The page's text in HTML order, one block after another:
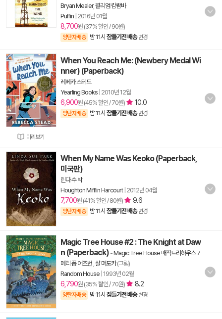
Bryan Mealer,윌리엄 캄쾀바
Puffin 2016년 01월
8,700원 (37% 할인 / 90원)
양탄자배송 밤 11시 잠들기전 배송 변경
미리보기
When You Reach Me: (Newbery Medal Wi
nner) (Paperback)
레베카 스테드
Yearling Books 2010년 12월
6,900원 (45% 할인 / 70원) 10.0
양탄자배송 밤 11시 잠들기전 배송 변경
When My Name Was Keoko (Paperback,
미국판)
린다 수 박
Houghton Mifflin Harcourt| 2012년 04월
7,700원 (41% 할인 / 80원) 9.6
양탄자배송 밤 11시 잠들기전 배송 변경
Magic Tree House #2 : The Knight at Daw
n (Paperback) -Magic Tree House 매직트리하우스 7
메리 폽 어즈번 살 머도카(그림)
Random House 1993년 02월
6,790원 (35% 할인 / 70원) 8.2
양탄자배송 밤 11시 잠들기전 배송 변경